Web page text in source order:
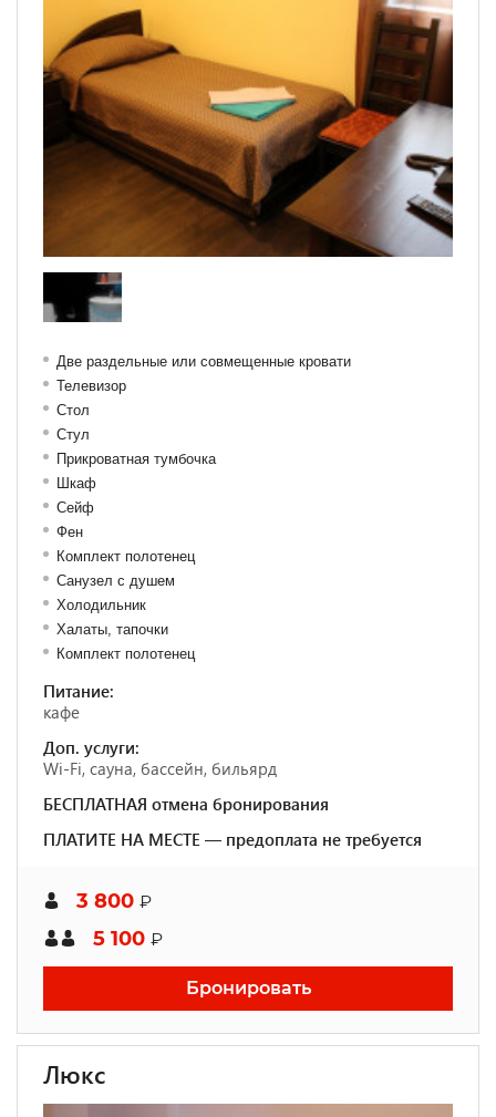
Две раздельные или совмещенные кровати
Телевизор
Стол
Стул
Прикроватная тумбочка
Шкаф
Сейф
Фен
Комплект полотенец
Санузел с душем
Холодильник
Халаты, тапочки
Комплект полотенец
Питание:
кафе
Доп. услуги:
Wi-Fi, сауна, бассейн, бильярд
БЕСПЛАТНАЯ отмена бронирования
ПЛАТИТЕ НА МЕСТЕ — предоплата не требуется
3 800 ₽
5 100 ₽
Бронировать
Люкс